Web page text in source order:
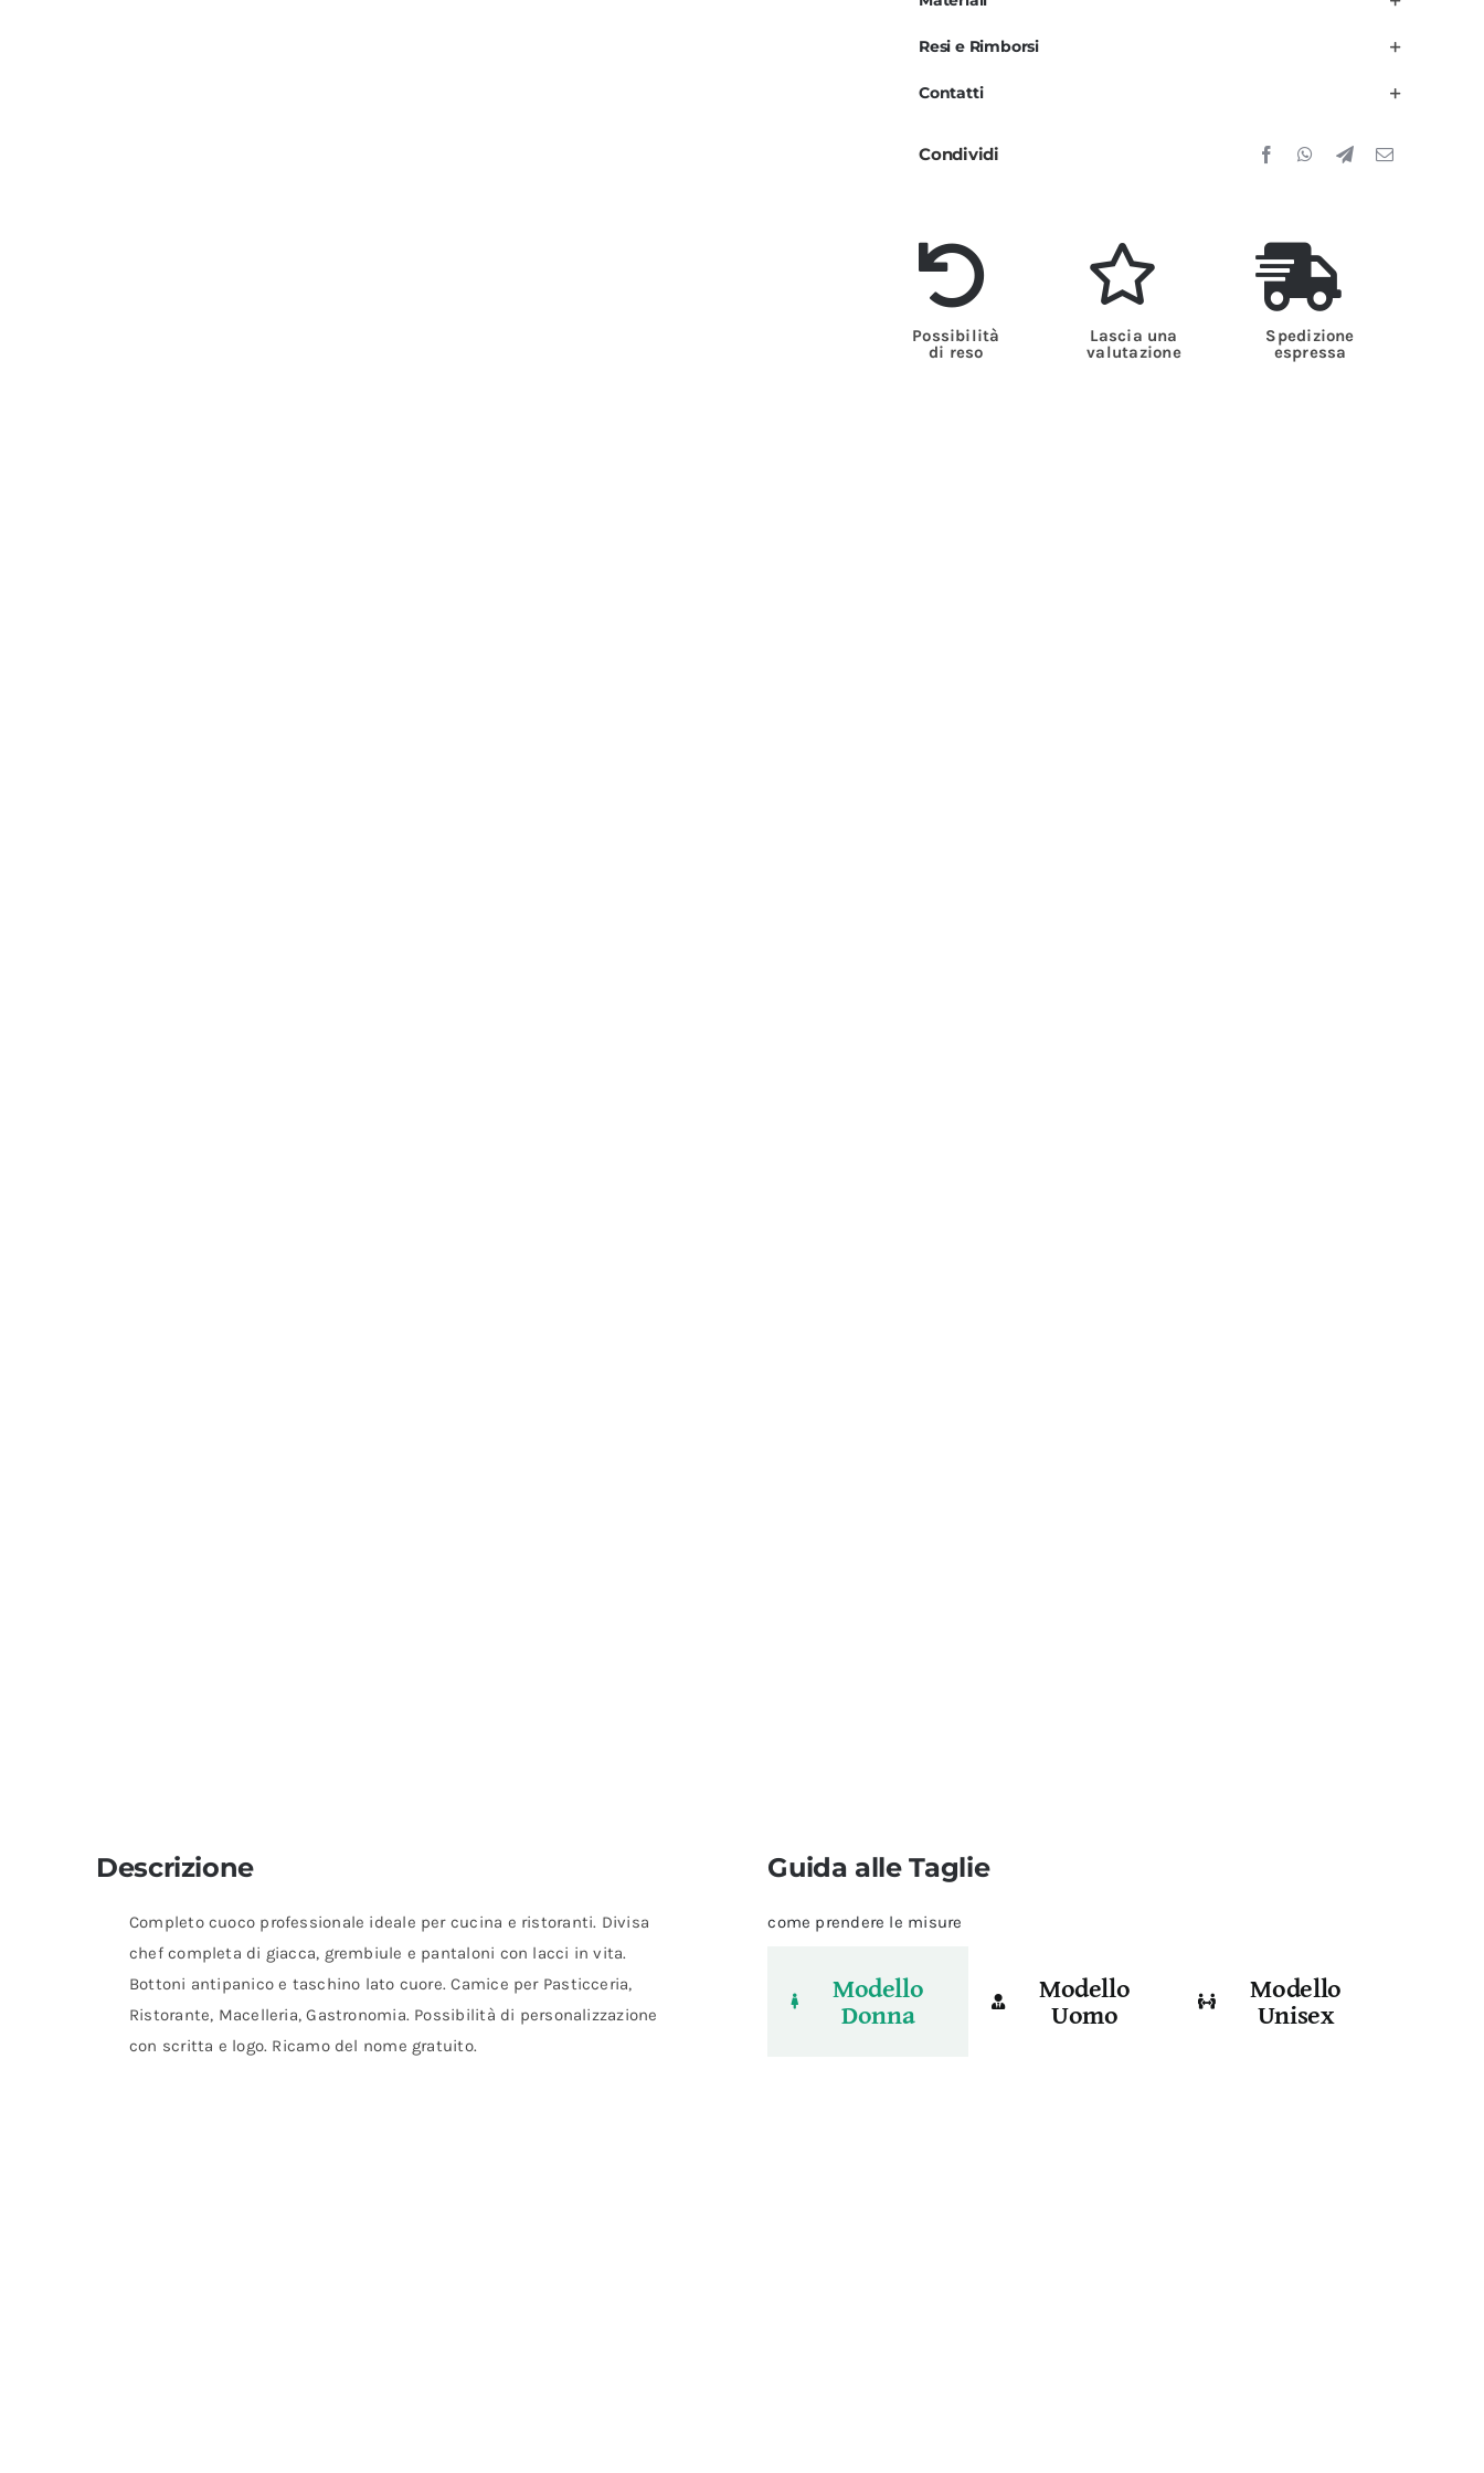
Manica
Corta
PZ
Resi e Rimborsi
Contatti
Condividi
Possibilità
di reso
Lascia una
valutazione
Spedizione
espressa
Descrizione
Completo cuoco professionale ideale per cucina e ristoranti. Divisa
chef completa di giacca, grembiule e pantaloni con lacci in vita.
Bottoni antipanico e taschino lato cuore. Camice per Pasticceria,
Ristorante, Macelleria, Gastronomia. Possibilità di personalizzazione
con scritta e logo. Ricamo del nome gratuito.
Guida alle Taglie
come prendere le misure
Modello
Donna
Modello
Uomo
Modello
Unisex